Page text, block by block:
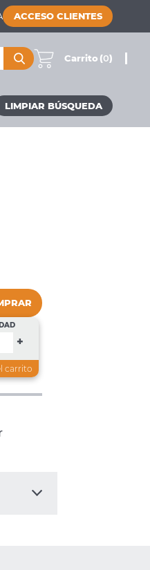
ACCESO CLIENTES
Carrito (0)
+
carrito